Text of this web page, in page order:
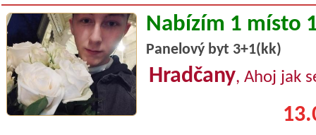
Nabízím 1 místo
Panelový byt 3+1(kk)
Hradčany, Ahoj jak